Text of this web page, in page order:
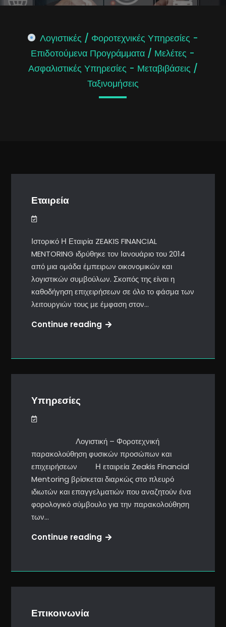
Λογιστικές / Φοροτεχνικές Υπηρεσίες -
Επιδοτούμενα Προγράμματα / Μελέτες -
Ασφαλιστικές Υπηρεσίες - Μεταβιβάσεις /
Ταξινομήσεις
Εταιρεία
Ιστορικό Η Εταιρία ZEAKIS FINANCIAL
MENTORING ιδρύθηκε τον Ιανουάριο του 2014
από μια ομάδα έμπειρων οικονομικών και
λογιστικών συμβούλων. Σκοπός της είναι η
καθοδήγηση επιχειρήσεων σε όλο το φάσμα των
λειτουργιών τους με έμφαση στον…
Continue readingΕταιρεία
Υπηρεσίες
Λογιστική – Φοροτεχνική
παρακολούθηση φυσικών προσώπων και
επιχειρήσεων Η εταιρεία Zeakis Financial
Mentoring βρίσκεται διαρκώς στο πλευρό
ιδιωτών και επαγγελματιών που αναζητούν ένα
φορολογικό σύμβουλο για την παρακολούθηση
των…
Continue readingΥπηρεσίες
Επικοινωνία